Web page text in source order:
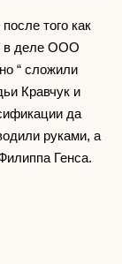
того как
в деле ООО
“ сложили
Кравчук и
да
руками, а
Генса.